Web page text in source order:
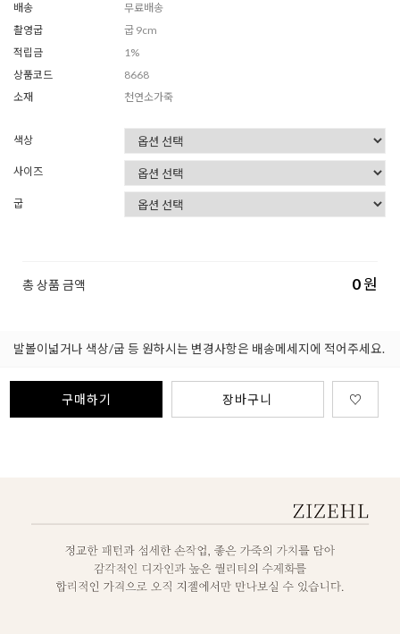
배송
무료배송
촬영굽
굽 9cm
적립금
1%
상품코드
8668
소재
천연소가죽
색상
사이즈
굽
총 상품 금액 0원
발볼이넓거나 색상/굽 등 원하시는 변경사항은 배송메세지에 적어주세요.
구매하기 장바구니 ♡